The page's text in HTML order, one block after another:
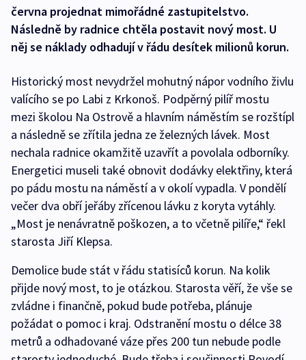
června projednat mimořádné zastupitelstvo.
Následně by radnice chtěla postavit nový most. U
něj se náklady odhadují v řádu desítek milionů korun.
Historický most nevydržel mohutný nápor vodního živlu
valícího se po Labi z Krkonoš. Podpěrný pilíř mostu
mezi školou Na Ostrově a hlavním náměstím se rozštípl
a následně se zřítila jedna ze železných lávek. Most
nechala radnice okamžitě uzavřít a povolala odborníky.
Energetici museli také obnovit dodávky elektřiny, která
po pádu mostu na náměstí a v okolí vypadla. V pondělí
večer dva obří jeřáby zřícenou lávku z koryta vytáhly.
„Most je nenávratně poškozen, a to včetně pilíře,“ řekl
starosta Jiří Klepsa.
Demolice bude stát v řádu statisíců korun. Na kolik
přijde nový most, to je otázkou. Starosta věří, že vše se
zvládne i finančně, pokud bude potřeba, plánuje
požádat o pomoc i kraj. Odstranění mostu o délce 38
metrů a odhadované váze přes 200 tun nebude podle